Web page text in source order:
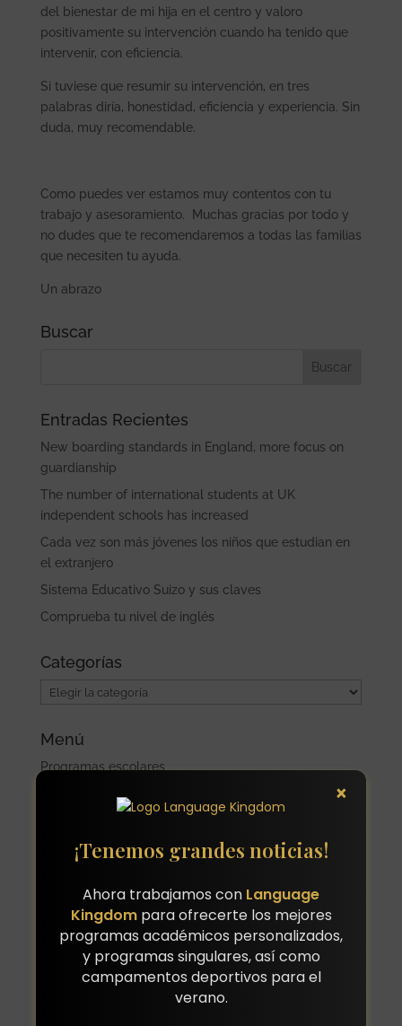
del bienestar de mi hija en el centro y valoro
positivamente su intervención cuando ha tenido que
intervenir, con eficiencia.
Si tuviese que resumir su intervención, en tres
palabras diría, honestidad, eficiencia y experiencia. Sin
duda, muy recomendable.
Como puedes ver estamos muy contentos con tu
trabajo y asesoramiento. Muchas gracias por todo y
no dudes que te recomendaremos a todas las familias
que necesiten tu ayuda.
Un abrazo
Buscar
Entradas Recientes
New boarding standards in England, more focus on
guardianship
The number of international students at UK
independent schools has increased
Cada vez son más jóvenes los niños que estudian en
el extranjero
Sistema Educativo Suizo y sus claves
Comprueba tu nivel de inglés
Categorías
Categorías
Menú
Programas escolares
Reino Unido
Alemania
Sistema educativo alemán
Estados Unidos
Suiza
Sistema educativo suizo
×
¡Tenemos grandes noticias!
Ahora trabajamos con Language
Kingdompara ofrecerte los mejores
programas académicos personalizados,
y programas singulares, así como
campamentos deportivos para el
verano.